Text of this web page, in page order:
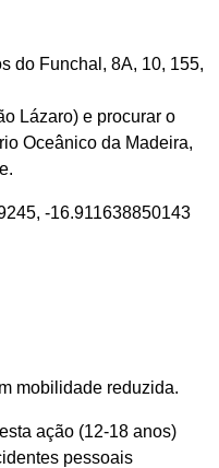
do Funchal, 8A, 10, 155,
Lázaro) e procurar o
Oceânico da Madeira,
-16.911638850143
mobilidade reduzida.
ação (12-18 anos)
pessoais